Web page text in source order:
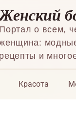
Портал о всем,
рецепты и
Красота